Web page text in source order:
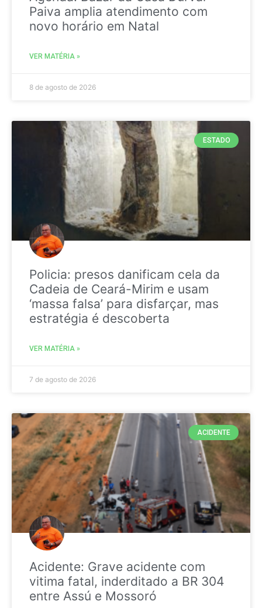
Paiva amplia atendimento com
novo horário em Natal
VER MATÉRIA »
8 de agosto de 2026
ESTADO
Policia: presos danificam cela da
Cadeia de Ceará-Mirim e usam
‘massa falsa’ para disfarçar, mas
estratégia é descoberta
VER MATÉRIA »
7 de agosto de 2026
ACIDENTE
Acidente: Grave acidente com
vitima fatal, inderditado a BR 304
entre Assú e Mossoró